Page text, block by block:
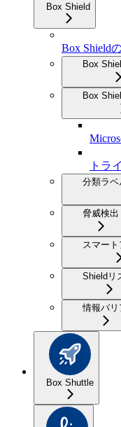
Box Shield
Box Shield
Box
Box
トラ
分類ラベ
脅威検出
スマー
Shieldリ
情報バリ
Box Shuttle